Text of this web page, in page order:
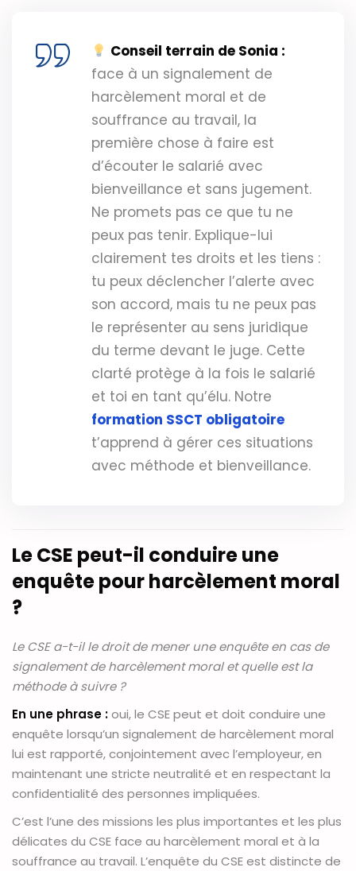
Conseil terrain de Sonia :
face à un signalement de
harcèlement moral et de
souffrance au travail, la
première chose à faire est
d’écouter le salarié avec
bienveillance et sans jugement.
Ne promets pas ce que tu ne
peux pas tenir. Explique-lui
clairement tes droits et les tiens :
tu peux déclencher l’alerte avec
son accord, mais tu ne peux pas
le représenter au sens juridique
du terme devant le juge. Cette
clarté protège à la fois le salarié
et toi en tant qu’élu. Notre
formation SSCT obligatoire
t’apprend à gérer ces situations
avec méthode et bienveillance.
Le CSE peut-il conduire une
enquête pour harcèlement moral
?
Le CSE a-t-il le droit de mener une enquête en cas de
signalement de harcèlement moral et quelle est la
méthode à suivre ?
En une phrase :oui, le CSE peut et doit conduire une
enquête lorsqu’un signalement de harcèlement moral
lui est rapporté, conjointement avec l’employeur, en
maintenant une stricte neutralité et en respectant la
confidentialité des personnes impliquées.
C’est l’une des missions les plus importantes et les plus
délicates du CSE face au harcèlement moral et à la
souffrance au travail. L’enquête du CSE est distincte de